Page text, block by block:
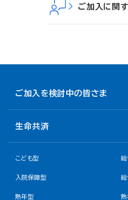
ご加入に関
ご加入を検討中の皆さま
生命共済
こども型 総
入院保障型
熟年型 熟